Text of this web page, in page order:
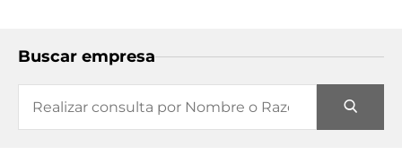
Buscar empresa